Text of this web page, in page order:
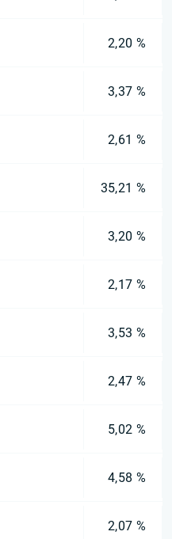
2,20 %
3,37 %
2,61 %
35,21 %
3,20 %
2,17 %
3,53 %
2,47 %
5,02 %
4,58 %
2,07 %